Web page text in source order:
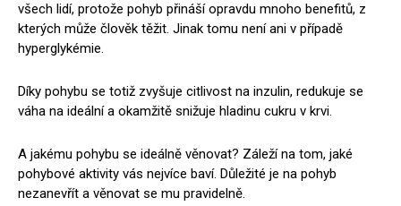
všech lidí, protože pohyb přináší opravdu mnoho benefitů, z
kterých může člověk těžit. Jinak tomu není ani v případě
hyperglykémie.
Díky pohybu se totiž zvyšuje citlivost na inzulin, redukuje se
váha na ideální a okamžitě snižuje hladinu cukru v krvi.
A jakému pohybu se ideálně věnovat? Záleží na tom, jaké
pohybové aktivity vás nejvíce baví. Důležité je na pohyb
nezanevřít a věnovat se mu pravidelně.